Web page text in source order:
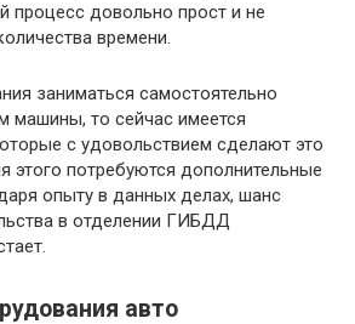
процесс довольно прост и не
времени.
заниматься самостоятельно
машины, то сейчас имеется
с удовольствием сделают это
этого потребуются дополнительные
опыту в данных делах, шанс
в отделении ГИБДД
авто